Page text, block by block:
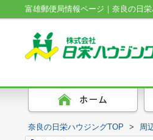
富雄郵便局情報ページ｜奈良の日
奈良の日栄ハウジングTOP > 周